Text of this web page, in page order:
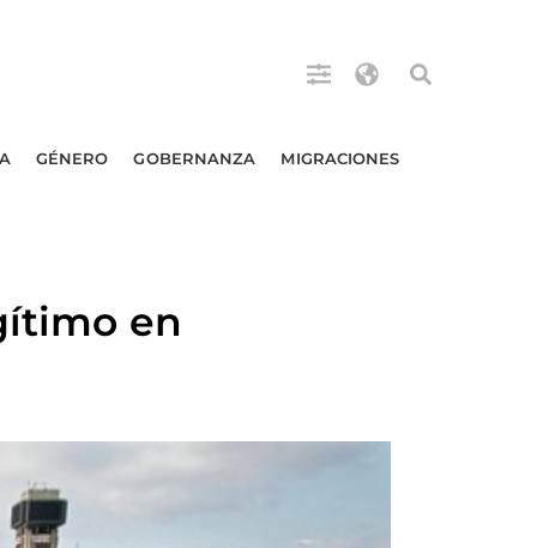
GÉNERO GOBERNANZA MIGRACIONES
en